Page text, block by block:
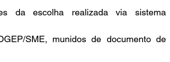
da escolha realizada via sistema
SME, munidos de documento de